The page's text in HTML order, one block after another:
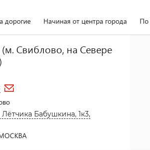
дорогие Начиная от центра города По
Свиблово, на Севере
Бабушкина, 1к3,
МОСКВА